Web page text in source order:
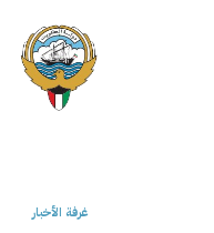
غرفة الأخبار